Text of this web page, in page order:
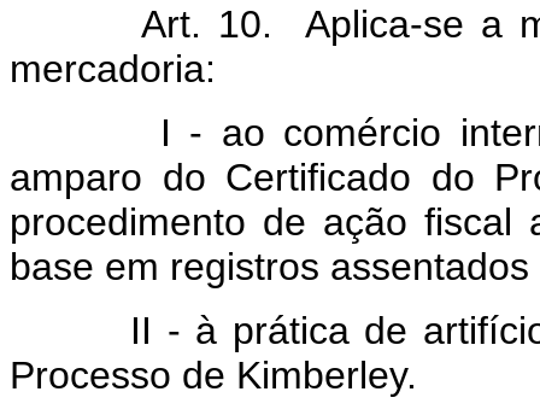
Art. 10. Aplica-se a
mercadoria:
I - ao comércio
amparo do Certificado do
procedimento de ação fiscal
base em registros
II - à prática de artifício
Processo de Kimberley.